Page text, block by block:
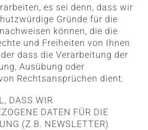
es sei denn, dass wir
Gründe für die
können, die die
und Freiheiten von Ihnen
dass die Verarbeitung der
Ausübung oder
Rechtsansprüchen dient.
DASS WIR
DATEN FÜR DIE
(Z.B. NEWSLETTER)